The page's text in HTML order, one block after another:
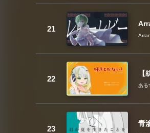
Arran
ある
青